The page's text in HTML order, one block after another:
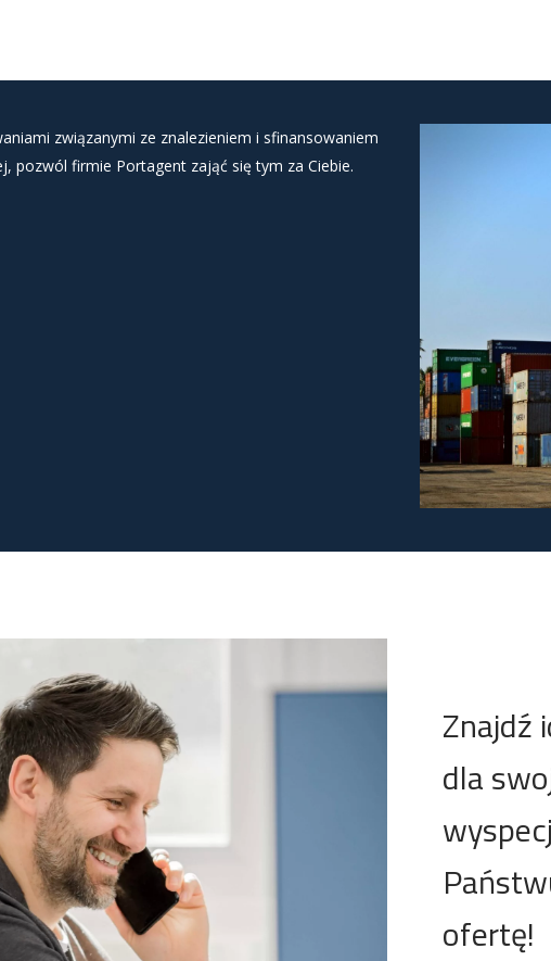
związanymi ze znalezieniem i sfinansowaniem
pozwól firmie Portagent zająć się tym za Ciebie.
Znajdź
dla
ofertę!